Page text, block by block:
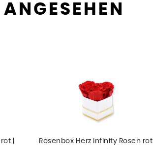
|
Rosenbox Herz Infinity Rosen rot |